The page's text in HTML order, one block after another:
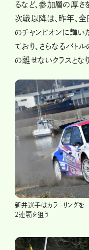
るなど、参加層の厚
次戦以降は、昨年、全
のチャンピオンに輝
ており、さらなるバト
の離せないクラスとなり
新井選手はカラーリングを
2連覇を狙う